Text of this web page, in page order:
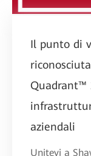
Il punto di
Quadrant™
aziendali
Unitevi a